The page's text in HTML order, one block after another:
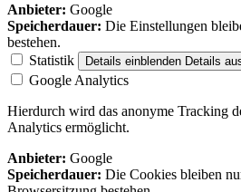
Anbieter: Google
Speicherdauer: Die Einstellungen
bestehen.
Statistik
Details einblenden Details
Google Analytics
Hierdurch wird das anonyme Tracking
Analytics ermöglicht.
Anbieter: Google
Speicherdauer: Die Cookies bleiben